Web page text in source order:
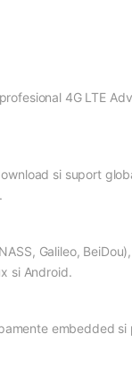
4G LTE
si suport
Galileo,
si Android.
embedded si